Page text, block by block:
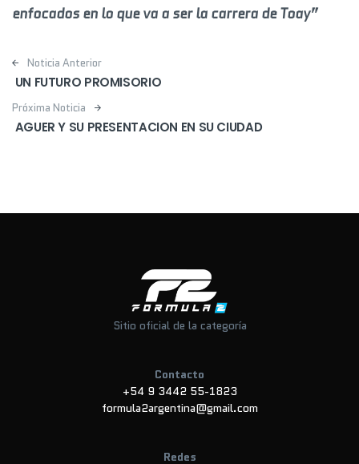
enfocados en lo que va a ser la carrera de Toay”
Post navigation
Noticia Anterior
UN FUTURO PROMISORIO
Próxima Noticia
AGUER Y SU PRESENTACION EN SU CIUDAD
Sitio oficial de la categoría
Contacto
+54 9 3442 55-1823
formula2argentina@gmail.com
Redes